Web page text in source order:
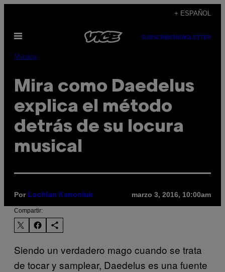
contenido
+ ESPAÑOL
Abrir
SUBSCRIBENEWSLETTER
Música
Mira como Daedelus
explica el método
detrás de su locura
musical
Por Lachlan Kanoniuk marzo 3, 2016, 10:00am
Compartir:
Siendo un verdadero mago cuando se trata
de tocar y samplear, Daedelus es una fuente